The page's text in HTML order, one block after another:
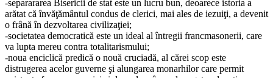
-separararea Bisericii de stat este un lucru bun, deoarece istoria a
arătat că învăţământul condus de clerici, mai ales de iezuiţi, a devenit
o frână în dezvoltarea civilizaţiei;
-societatea democratică este un ideal al întregii francmasonerii, care
va lupta mereu contra totalitarismului;
-noua enciclică predică o nouă cruciadă, al cărei scop este
distrugerea acelor guverne şi alungarea monarhilor care permit